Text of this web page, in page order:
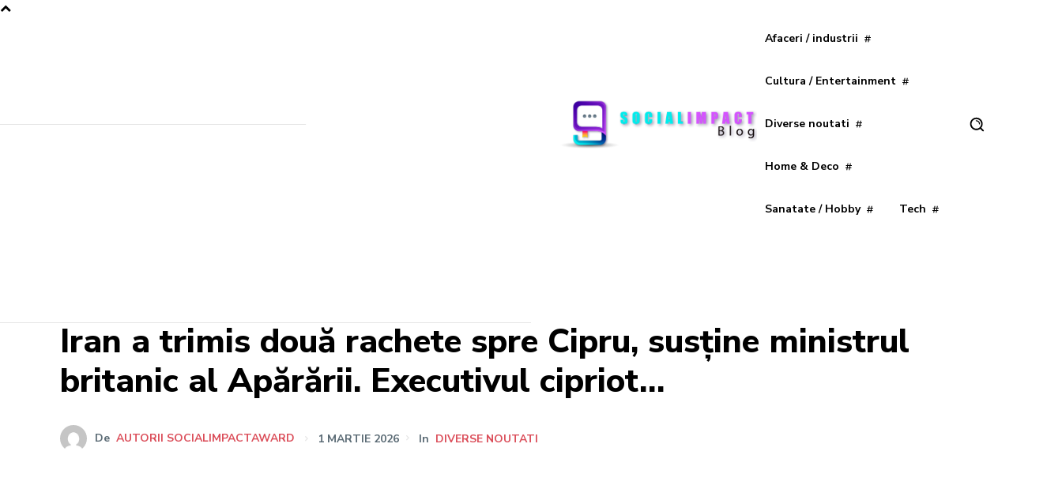
Afaceri / industrii
Cultura / Entertainment
Diverse noutati
Home & Deco
Sanatate / Hobby Tech
Iran a trimis două rachete spre Cipru, susține ministrul
britanic al Apărării. Executivul cipriot…
De AUTORII SOCIALIMPACTAWARD 1 MARTIE 2026 In DIVERSE NOUTATI